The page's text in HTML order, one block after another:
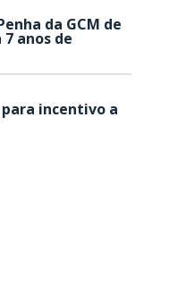
da GCM de
anos de
incentivo a